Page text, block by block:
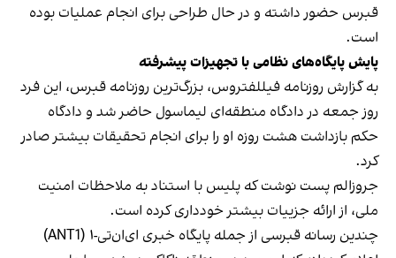
قبرس حضور داشته و در حال طراحی برای انجام عملیات بوده
است.
پایش پایگاه‌های نظامی با تجهیزات پیشرفته
به گزارش روزنامه فیللفتروس، بزرگ‌ترین روزنامه قبرس، این فرد
روز جمعه در دادگاه منطقه‌ای لیماسول حاضر شد و دادگاه
حکم بازداشت هشت‌ روزه او را برای انجام تحقیقات بیشتر صادر
کرد.
جروزالم پست نوشت که پلیس با استناد به ملاحظات امنیت
ملی، از ارائه جزییات بیشتر خودداری کرده است.
چندین رسانه قبرسی از جمله پایگاه خبری ای‌ان‌تی-۱ (ANT1)